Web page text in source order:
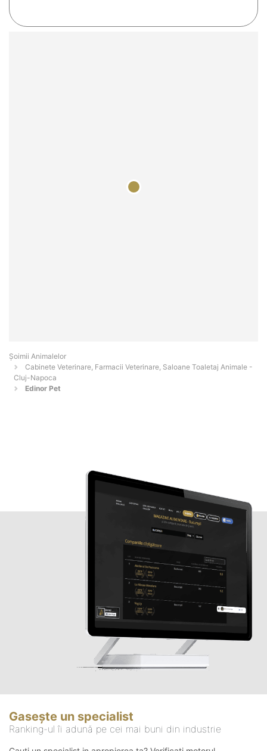
Şoimii Animalelor
Cabinete Veterinare, Farmacii Veterinare, Saloane Toaletaj Animale -
Cluj-Napoca
Edinor Pet
Gasește un specialist
Ranking-ul îi adună pe cei mai buni din industrie